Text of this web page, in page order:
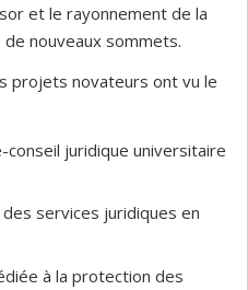
et le rayonnement de la
de nouveaux sommets.
projets novateurs ont vu le
juridique universitaire
services juridiques en
à la protection des